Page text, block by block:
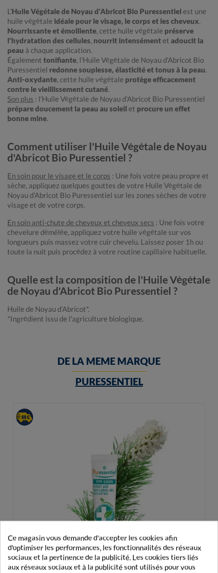
L'Huile Végétale de Noyau d'Abricot Bio Puressentiel est une
huile végétale idéale pour le visage, le corps et les cheveux.
Nourrissante et émolliente, cette huile végétale préserve
l'hydratation des cellules, nourrit intensémentet adoucit la
peau à chaque application.
Également tonifiante, l'Huile Végétale de Noyau d'Abricot Bio
Puressentiel redonne souplesse, élasticité et tonus à la peau.
Anti-oxydante, cette huile végétale protège efficacement
contre le vieillissement cutané.
Son plus : l'Huile Végétale de Noyau d'Abricot Bio Puressentiel
prépare doucement la peau au soleil et procure un effet
bonne mine.
Comment utiliser l'Huile Végétale de Noyau
d'Abricot Bio Puressentiel ?
En soin pour le visage et le corps : Une fois votre peau propre et
sèche, appliquez quelques gouttes de votre Huile Végétale de
Noyau d'Abricot Bio Puressentiel sur les zones sèches de votre
visage et de votre corps.
En soin anti-chute de cheveux et cheveux secs : Une fois votre
chevelure démêlée, appliquez votre huile végétale sur vos
longueurs puis massez votre cuir chevelu. Laissez poser 1h ou
toute la nuit puis procédez à votre routine capillaire habituelle.
Quelle est la composition de l'Huile Végétale
de Noyau d'Abricot Bio Puressentiel ?
Huile de Noyau d’Abricot*.
*Ingrédient issu de l'agriculture biologique.
DE LA MEME MARQUE
PURESSENTIEL
Ce magasin vous demande d'accepter les cookies afin
d'optimiser les performances, les fonctionnalités des réseaux
sociaux et la pertinence de la publicité. Les cookies tiers liés
aux réseaux sociaux et à la publicité sont utilisés pour vous